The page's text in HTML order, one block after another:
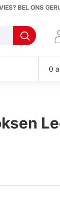
BEL ONS
0